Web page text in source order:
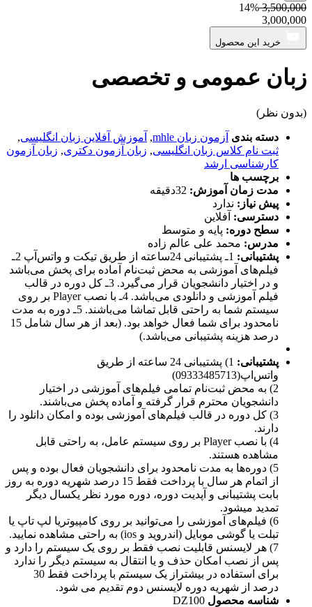
3,500,000
14%
3,000,000
خرید این محصول
زبان عمومی و تخصصی
(بدون نظر)
دسته بندی آزمون زبان mhle , آموزش آفلاین زبان انگلیسی,
ثبت نام کلاس زبان انگلیسی, زبان آزمون دکتری, زبان آزمون
کارشناسی ارشد
برچسب ها
مدت زمان آموزش: 32دقیقه
پیش نیاز: ندارد
دسترسی: آفلاین
سطح دوره: پایه و متوسط
مدرس: محمد علی عالم زاده
پشتیبانی:
1ـ پشتیبانی 24ساعته از طریق تیکت و واتس‌آپ 2ـ
فیلم‌های آموزشی به محض ثبت‌نام آماده برای پخش می‌باشد
و در اختیار دانشجویان قرار می‌گیرد. 3ـ کل دوره در قالب
فیلم آموزشی و دانلودی می‌باشد. 4ـ با نصب Player بر روی
سیستم شما به راحتی قابل تماشا می‌باشند. 5ـ دوره به مدت
نامحدود برای شما فعال خواهد بود. (بعد از هر سال شامل 15
درصد هزینه پشتیبانی می‌باشد.)
پشتیبانی:
1) پشتیبانی 24 ساعته از طریق
واتس‌اپ(09333485713)
2) به محض ثبت‌نام تمامی فیلم‌های آموزشی در اختیار
دانشجویان محترم قرار گرفته و آماده پخش می‌باشند.
3) کل دوره در قالب فیلم‌های آموزشی بوده و امکان دانلود را
دارند.
4) با نصب Player بر روی سیستم عامل، به راحتی قابل
مشاهده هستند.
5) دوره‌ها به مدت نامحدود برای دانشجویان فعال بوده و پس
از اتمام هر سال با پرداخت فقط 15 درصد شهریه دوره به روز
بابت پشتیبانی و آپدیت دوره، دوره مورد نظر یکسال دیگر
تمدید میشود.
6) فیلم‌های آموزشی را می‌توانید بر روی کامپیوتریا لپ تاپ یا
تبلت یا گوشی موبایل (اندروید و ios) به راحتی مشاهده نمایید.
7) هر لایسنس قابلیت نصب فقط بر روی یک سیستم را دارد و
پس از نصب امکان حذف و یا انتقال به سیستم دیگر را ندارد
برای استفاده در بیشتراز یک سیستم با پرداخت فقط 30
درصد از شهریه دوره لایسنس دوم تقدیم می شود.
شناسه محصول DZ100